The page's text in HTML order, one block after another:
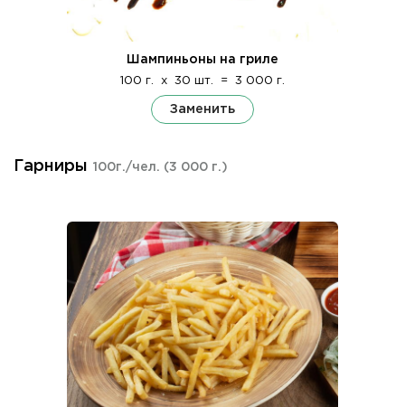
Шампиньоны на гриле
100 г. x 30 шт. = 3 000 г.
Заменить
Гарниры 100г./чел. (3 000 г.)